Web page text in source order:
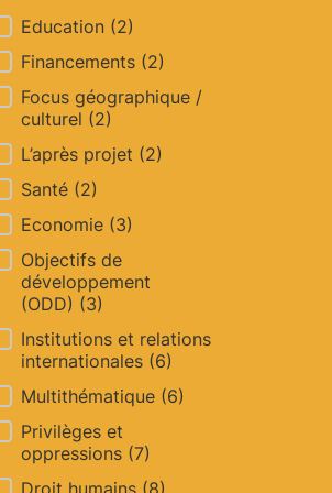
- Thématique
Education (2)
Financements (2)
Focus géographique /
culturel (2)
L’après projet (2)
Santé (2)
Economie (3)
Objectifs de
développement
(ODD) (3)
Institutions et relations
internationales (6)
Multithématique (6)
Privilèges et
oppressions (7)